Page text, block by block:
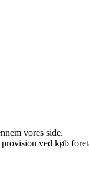
vores side.
ved køb